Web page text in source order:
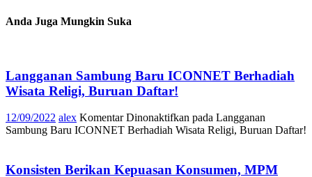
Anda Juga Mungkin Suka
Langganan Sambung Baru ICONNET Berhadiah
Wisata Religi, Buruan Daftar!
12/09/2022 alex Komentar Dinonaktifkan pada Langganan
Sambung Baru ICONNET Berhadiah Wisata Religi, Buruan Daftar!
Konsisten Berikan Kepuasan Konsumen, MPM